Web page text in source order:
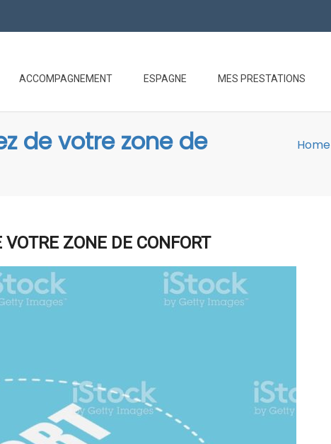
ACCOMPAGNEMENT ESPAGNE MES PRESTATIONS
de votre zone de Home
ZONE DE CONFORT